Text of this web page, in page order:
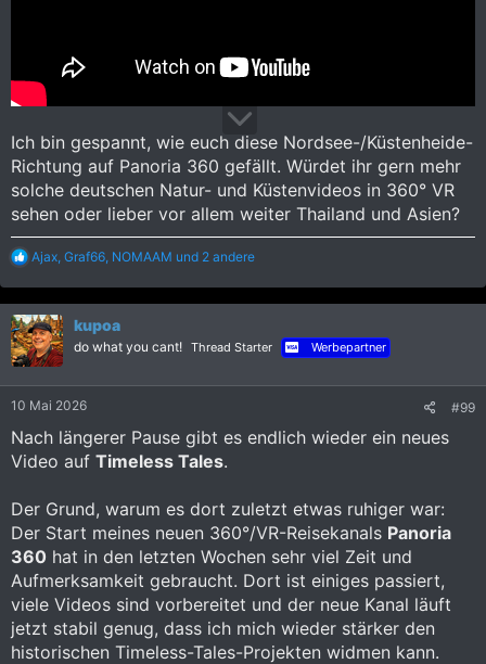
Ich bin gespannt, wie euch diese Nordsee-/Küstenheide-
Richtung auf Panoria 360 gefällt. Würdet ihr gern mehr
solche deutschen Natur- und Küstenvideos in 360° VR
sehen oder lieber vor allem weiter Thailand und Asien?
R
a
k
t
i
o
n
Ajax Graf66 NOMAAM und 2 andere
kupoa
do what you cant! Thread Starter Werbepartner
10 Mai 2026 #99
Nach längerer Pause gibt es endlich wieder ein neues
Video auf Timeless Tales.
Der Grund, warum es dort zuletzt etwas ruhiger war:
Der Start meines neuen 360°/VR-Reisekanals Panoria
360 hat in den letzten Wochen sehr viel Zeit und
Aufmerksamkeit gebraucht. Dort ist einiges passiert,
viele Videos sind vorbereitet und der neue Kanal läuft
jetzt stabil genug, dass ich mich wieder stärker den
historischen Timeless-Tales-Projekten widmen kann.